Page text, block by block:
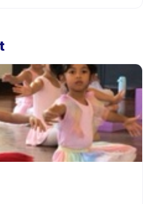
aplikasi. Kebanyakan